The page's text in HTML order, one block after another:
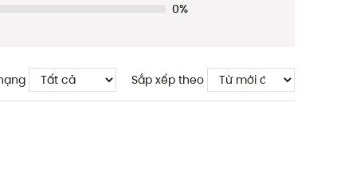
0%
Sắp xếp theo